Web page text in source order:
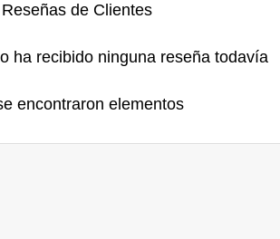
Reseñas de Clientes
ha recibido ninguna reseña todavía
encontraron elementos